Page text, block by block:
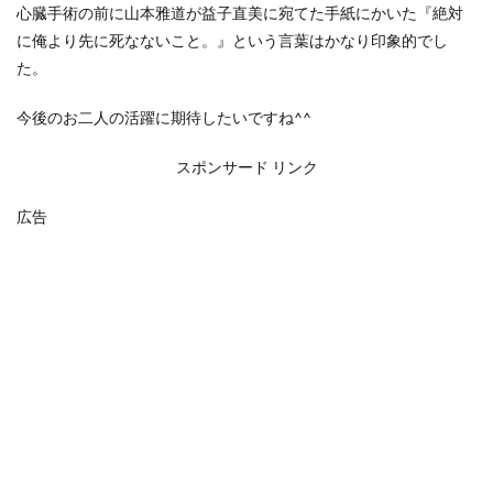
心臓手術の前に山本雅道が益子直美に宛てた手紙にかいた『絶対
に俺より先に死なないこと。』という言葉はかなり印象的でし
た。
今後のお二人の活躍に期待したいですね^^
スポンサード リンク
広告